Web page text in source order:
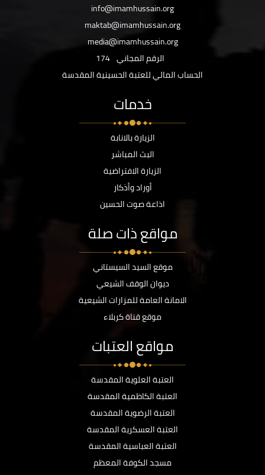
info@imamhussain.org
maktab@imamhussain.org
media@imamhussain.org
الرقم المجاني 174
الحساب المالي للعتبة الحسينية المقدسة
خدمات
الزيارة بالانابة
البث المباشر
الزيارة الافتراضية
أوراد وأذكار
اذاعة صوت الحسين
مواقع ذات صلة
موقع السيد السيستاني
ديوان الوقف الشيعي
الامانة العامة للمزارات الشيعية
موقع قناة كربلاء
مواقع العتبات
العتبة العلوية المقدسة
العتبة الكاظمية المقدسة
العتبة الرضوية المقدسة
العتبة العسكرية المقدسة
العتبة العباسية المقدسة
مسجد الكوفة المعظم